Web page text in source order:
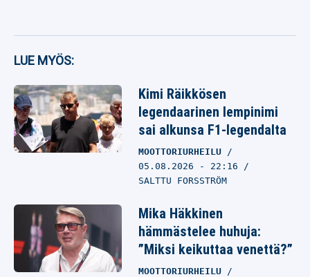
LUE MYÖS:
Kimi Räikkösen
legendaarinen lempinimi
sai alkunsa F1-legendalta
MOOTTORIURHEILU
05.08.2026 - 22:16
SALTTU FORSSTRÖM
Mika Häkkinen
hämmästelee huhuja:
”Miksi keikuttaa venettä?”
MOOTTORIURHEILU